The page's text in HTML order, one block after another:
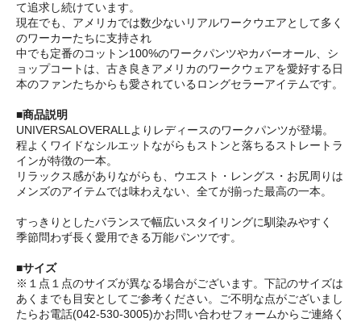
て追求し続けています。
現在でも、アメリカでは数少ないリアルワークウエアとして多く
のワーカーたちに支持され
中でも定番のコットン100%のワークパンツやカバーオール、シ
ョップコートは、古き良きアメリカのワークウェアを愛好する日
本のファンたちからも愛されているロングセラーアイテムです。
■商品説明
UNIVERSALOVERALLよりレディースのワークパンツが登場。
程よくワイドなシルエットながらもストンと落ちるストレートラ
インが特徴の一本。
リラックス感がありながらも、ウエスト・レングス・お尻周りは
メンズのアイテムでは味わえない、全てが揃った最高の一本。
すっきりとしたバランスで幅広いスタイリングに馴染みやすく
季節問わず長く愛用できる万能パンツです。
■サイズ
※１点１点のサイズが異なる場合がございます。下記のサイズは
あくまでも目安としてご参考ください。ご不明な点がございまし
たらお電話(042-530-3005)かお問い合わせフォームからご連絡く